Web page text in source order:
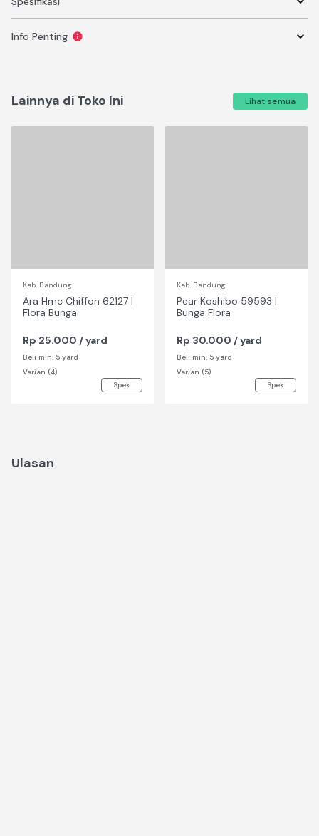
Info Penting
Lainnya di Toko Ini Lihat semua
Kab. Bandung
Ara Hmc Chiffon 62127 |
Flora Bunga
Rp 25.000 / yard
Beli min. 5 yard
Varian (4)
Spek
Kab. Bandung
Pear Koshibo 59593 |
Bunga Flora
Rp 30.000 / yard
Beli min. 5 yard
Varian (5)
Spek
Ulasan